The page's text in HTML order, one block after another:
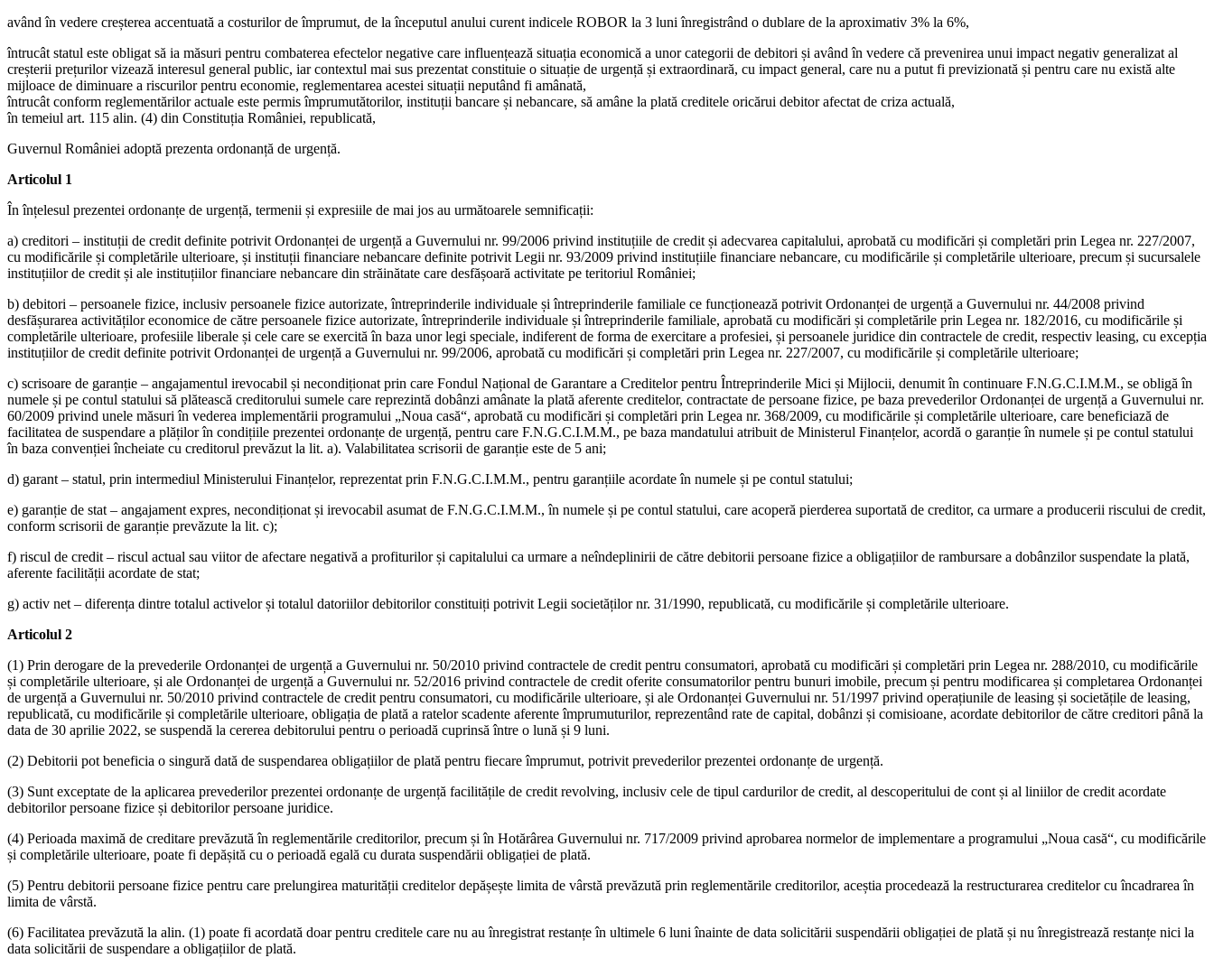
având în vedere creșterea accentuată a costurilor de împrumut, de la începutul anului curent indicele ROBOR la 3 luni înregistrând o dublare de la aproximativ 3% la 6%,
întrucât statul este obligat să ia măsuri pentru combaterea efectelor negative care influențează situația economică a unor categorii de debitori și având în vedere că prevenirea unui impact negativ generalizat al
creșterii prețurilor vizează interesul general public, iar contextul mai sus prezentat constituie o situație de urgență și extraordinară, cu impact general, care nu a putut fi previzionată și pentru care nu există alte
mijloace de diminuare a riscurilor pentru economie, reglementarea acestei situații neputând fi amânată,
întrucât conform reglementărilor actuale este permis împrumutătorilor, instituții bancare și nebancare, să amâne la plată creditele oricărui debitor afectat de criza actuală,
în temeiul art. 115 alin. (4) din Constituția României, republicată,
Guvernul României adoptă prezenta ordonanță de urgență.
Articolul 1
În înțelesul prezentei ordonanțe de urgență, termenii și expresiile de mai jos au următoarele semnificații:
a) creditori – instituții de credit definite potrivit Ordonanței de urgență a Guvernului nr. 99/2006 privind instituțiile de credit și adecvarea capitalului, aprobată cu modificări și completări prin Legea nr. 227/2007,
cu modificările și completările ulterioare, și instituții financiare nebancare definite potrivit Legii nr. 93/2009 privind instituțiile financiare nebancare, cu modificările și completările ulterioare, precum și sucursalele
instituțiilor de credit și ale instituțiilor financiare nebancare din străinătate care desfășoară activitate pe teritoriul României;
b) debitori – persoanele fizice, inclusiv persoanele fizice autorizate, întreprinderile individuale și întreprinderile familiale ce funcționează potrivit Ordonanței de urgență a Guvernului nr. 44/2008 privind
desfășurarea activităților economice de către persoanele fizice autorizate, întreprinderile individuale și întreprinderile familiale, aprobată cu modificări și completările prin Legea nr. 182/2016, cu modificările și
completările ulterioare, profesiile liberale și cele care se exercită în baza unor legi speciale, indiferent de forma de exercitare a profesiei, și persoanele juridice din contractele de credit, respectiv leasing, cu excepția
instituțiilor de credit definite potrivit Ordonanței de urgență a Guvernului nr. 99/2006, aprobată cu modificări și completări prin Legea nr. 227/2007, cu modificările și completările ulterioare;
c) scrisoare de garanție – angajamentul irevocabil și necondiționat prin care Fondul Național de Garantare a Creditelor pentru Întreprinderile Mici și Mijlocii, denumit în continuare F.N.G.C.I.M.M., se obligă în
numele și pe contul statului să plătească creditorului sumele care reprezintă dobânzi amânate la plată aferente creditelor, contractate de persoane fizice, pe baza prevederilor Ordonanței de urgență a Guvernului nr.
60/2009 privind unele măsuri în vederea implementării programului „Noua casă“, aprobată cu modificări și completări prin Legea nr. 368/2009, cu modificările și completările ulterioare, care beneficiază de
facilitatea de suspendare a plăților în condițiile prezentei ordonanțe de urgență, pentru care F.N.G.C.I.M.M., pe baza mandatului atribuit de Ministerul Finanțelor, acordă o garanție în numele și pe contul statului
în baza convenției încheiate cu creditorul prevăzut la lit. a). Valabilitatea scrisorii de garanție este de 5 ani;
d) garant – statul, prin intermediul Ministerului Finanțelor, reprezentat prin F.N.G.C.I.M.M., pentru garanțiile acordate în numele și pe contul statului;
e) garanție de stat – angajament expres, necondiționat și irevocabil asumat de F.N.G.C.I.M.M., în numele și pe contul statului, care acoperă pierderea suportată de creditor, ca urmare a producerii riscului de credit,
conform scrisorii de garanție prevăzute la lit. c);
f) riscul de credit – riscul actual sau viitor de afectare negativă a profiturilor și capitalului ca urmare a neîndeplinirii de către debitorii persoane fizice a obligațiilor de rambursare a dobânzilor suspendate la plată,
aferente facilității acordate de stat;
g) activ net – diferența dintre totalul activelor și totalul datoriilor debitorilor constituiți potrivit Legii societăților nr. 31/1990, republicată, cu modificările și completările ulterioare.
Articolul 2
(1) Prin derogare de la prevederile Ordonanței de urgență a Guvernului nr. 50/2010 privind contractele de credit pentru consumatori, aprobată cu modificări și completări prin Legea nr. 288/2010, cu modificările
și completările ulterioare, și ale Ordonanței de urgență a Guvernului nr. 52/2016 privind contractele de credit oferite consumatorilor pentru bunuri imobile, precum și pentru modificarea și completarea Ordonanței
de urgență a Guvernului nr. 50/2010 privind contractele de credit pentru consumatori, cu modificările ulterioare, și ale Ordonanței Guvernului nr. 51/1997 privind operațiunile de leasing și societățile de leasing,
republicată, cu modificările și completările ulterioare, obligația de plată a ratelor scadente aferente împrumuturilor, reprezentând rate de capital, dobânzi și comisioane, acordate debitorilor de către creditori până la
data de 30 aprilie 2022, se suspendă la cererea debitorului pentru o perioadă cuprinsă între o lună și 9 luni.
(2) Debitorii pot beneficia o singură dată de suspendarea obligațiilor de plată pentru fiecare împrumut, potrivit prevederilor prezentei ordonanțe de urgență.
(3) Sunt exceptate de la aplicarea prevederilor prezentei ordonanțe de urgență facilitățile de credit revolving, inclusiv cele de tipul cardurilor de credit, al descoperitului de cont și al liniilor de credit acordate
debitorilor persoane fizice și debitorilor persoane juridice.
(4) Perioada maximă de creditare prevăzută în reglementările creditorilor, precum și în Hotărârea Guvernului nr. 717/2009 privind aprobarea normelor de implementare a programului „Noua casă“, cu modificările
și completările ulterioare, poate fi depășită cu o perioadă egală cu durata suspendării obligației de plată.
(5) Pentru debitorii persoane fizice pentru care prelungirea maturității creditelor depășește limita de vârstă prevăzută prin reglementările creditorilor, aceștia procedează la restructurarea creditelor cu încadrarea în
limita de vârstă.
(6) Facilitatea prevăzută la alin. (1) poate fi acordată doar pentru creditele care nu au înregistrat restanțe în ultimele 6 luni înainte de data solicitării suspendării obligației de plată și nu înregistrează restanțe nici la
data solicitării de suspendare a obligațiilor de plată.